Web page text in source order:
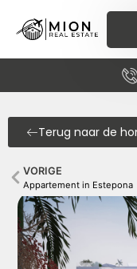
Terug naar de
VORIGE
Appartement in Estepona